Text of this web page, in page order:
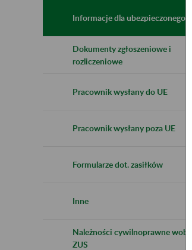
Informacje dla ubezpieczonego
Dokumenty zgłoszeniowe i
rozliczeniowe
Pracownik wysłany do UE
Pracownik wysłany poza UE
Formularze dot. zasiłków
Inne
Należności cywilnoprawne wobec
ZUS